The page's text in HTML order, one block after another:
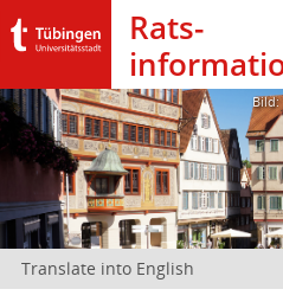
Rats­
Bild:
Translate into English